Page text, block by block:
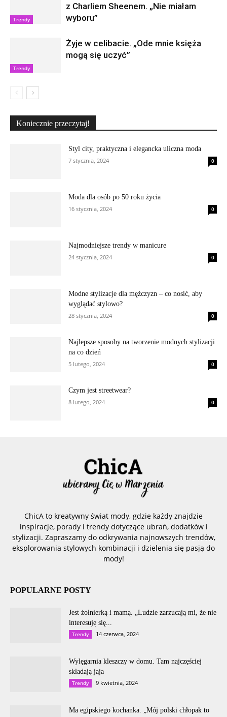
Trendy
z Charliem Sheenem. „Nie miałam
wyboru”
Trendy
Żyje w celibacie. „Ode mnie księża
mogą się uczyć”
Koniecznie przeczytaj!
Styl city, praktyczna i elegancka uliczna moda
7 stycznia, 2024
0
Moda dla osób po 50 roku życia
16 stycznia, 2024
0
Najmodniejsze trendy w manicure
24 stycznia, 2024
0
Modne stylizacje dla mężczyzn – co nosić, aby
wyglądać stylowo?
28 stycznia, 2024
0
Najlepsze sposoby na tworzenie modnych stylizacji
na co dzień
5 lutego, 2024
0
Czym jest streetwear?
8 lutego, 2024
0
ChicA to kreatywny świat mody, gdzie każdy znajdzie
inspiracje, porady i trendy dotyczące ubrań, dodatków i
stylizacji. Zapraszamy do odkrywania najnowszych trendów,
eksplorowania stylowych kombinacji i dzielenia się pasją do
mody!
POPULARNE POSTY
Jest żołnierką i mamą. „Ludzie zarzucają mi, że nie
interesuję się...
Trendy 14 czerwca, 2024
Wylęgarnia kleszczy w domu. Tam najczęściej
składają jaja
Trendy 9 kwietnia, 2024
Ma egipskiego kochanka. „Mój polski chłopak to